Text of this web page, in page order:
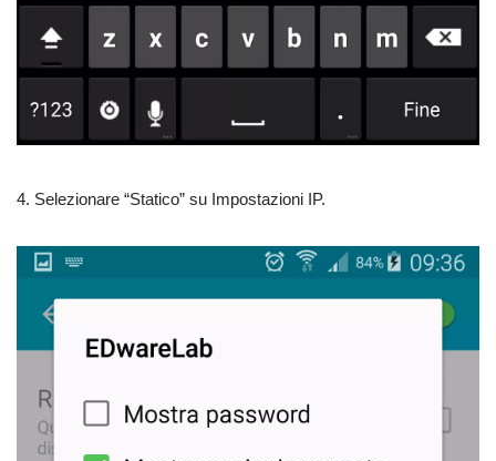
4. Selezionare “Statico” su Impostazioni IP.